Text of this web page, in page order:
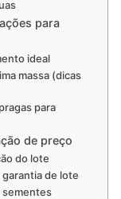
para
ideal
massa (dicas
para
de preço
do lote
de lote
sementes